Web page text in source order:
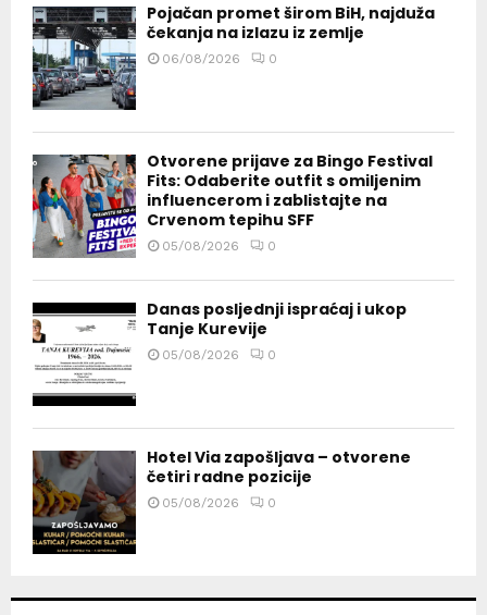
Pojačan promet širom BiH, najduža
čekanja na izlazu iz zemlje
06/08/2026 0
Otvorene prijave za Bingo Festival
Fits: Odaberite outfit s omiljenim
influencerom i zablistajte na
Crvenom tepihu SFF
05/08/2026 0
Danas posljednji ispraćaj i ukop
Tanje Kurevije
05/08/2026 0
Hotel Via zapošljava – otvorene
četiri radne pozicije
05/08/2026 0